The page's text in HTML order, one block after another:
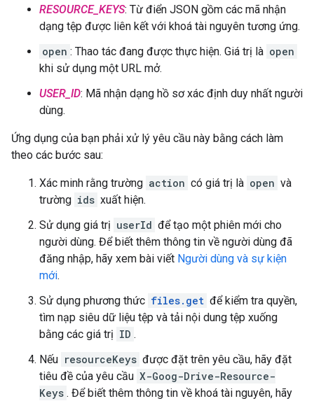
RESOURCE_KEYS: Từ điển JSON gồm các mã nhận
dạng tệp được liên kết với khoá tài nguyên tương ứng.
open : Thao tác đang được thực hiện. Giá trị là open
khi sử dụng một URL mở.
USER_ID: Mã nhận dạng hồ sơ xác định duy nhất người
dùng.
Ứng dụng của bạn phải xử lý yêu cầu này bằng cách làm
theo các bước sau:
Xác minh rằng trường action có giá trị là open và
trường ids xuất hiện.
Sử dụng giá trị userId để tạo một phiên mới cho
người dùng. Để biết thêm thông tin về người dùng đã
đăng nhập, hãy xem bài viết Người dùng và sự kiện
mới.
Sử dụng phương thức files.get để kiểm tra quyền,
tìm nạp siêu dữ liệu tệp và tải nội dung tệp xuống
bằng các giá trị ID .
Nếu resourceKeys được đặt trên yêu cầu, hãy đặt
tiêu đề của yêu cầu X-Goog-Drive-Resource-
Keys . Để biết thêm thông tin về khoá tài nguyên, hãy